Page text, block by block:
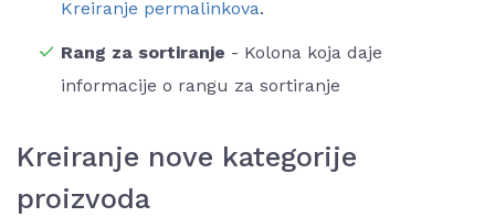
Kreiranje permalinkova.
Rang za sortiranje - Kolona koja daje
informacije o rangu za sortiranje
Kreiranje nove kategorije
proizvoda